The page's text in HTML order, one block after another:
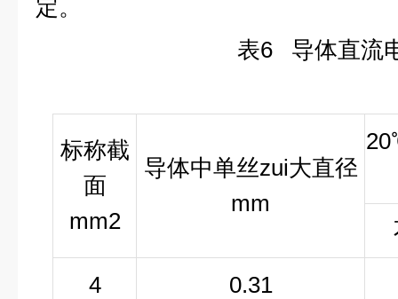
定。
表6 导体直流
标称截
面
mm2
导体中单丝zui大直径
mm
20
4 0.31